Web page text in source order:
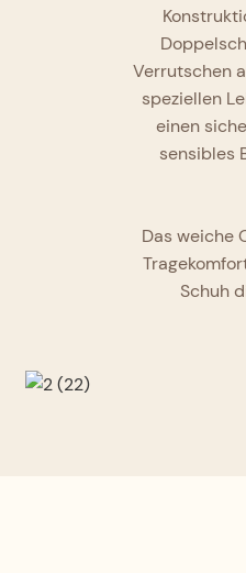
Verrutschen
speziellen
einen
sensibles
Das weiche
Schuh